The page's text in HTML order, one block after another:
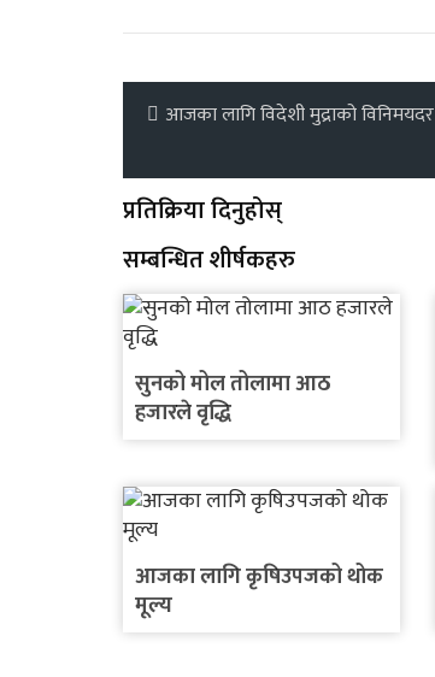
आजका लागि विदेशी मुद्राको विनिमयदर
प्रतिक्रिया दिनुहोस्
सम्बन्धित शीर्षकहरु
सुनको मोल तोलामा आठ
हजारले वृद्धि
आजका लागि कृषिउपजको थोक
मूल्य